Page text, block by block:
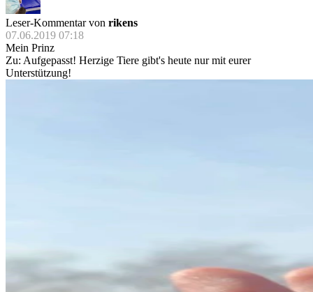
Leser-Kommentar von rikens
07.06.2019 07:18
Mein Prinz
Zu: Aufgepasst! Herzige Tiere gibt's heute nur mit eurer
Unterstützung!